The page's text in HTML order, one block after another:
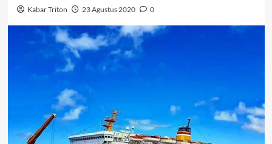
Kabar Triton 23 Agustus 2020 0